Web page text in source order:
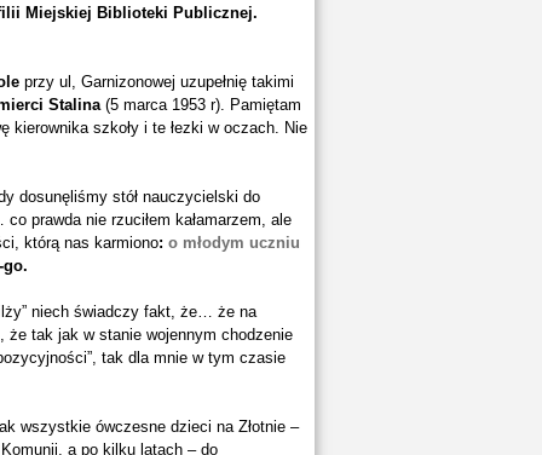
Miejskiej Biblioteki Publicznej.
przy ul, Garnizonowej uzupełnię takimi
Stalina(5 marca 1953 r). Pamiętam
kierownika szkoły i te łezki w oczach. Nie
dosunęliśmy stół nauczycielski do
prawda nie rzuciłem kałamarzem, ale
którą nas karmiono: o młodym uczniu
go.
niech świadczy fakt, że… że na
że tak jak w stanie wojennym chodzenie
tak dla mnie w tym czasie
wszystkie ówczesne dzieci na Złotnie –
a po kilku latach – do